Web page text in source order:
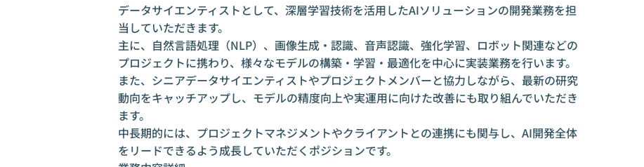
データサイエンティストとして、深層学習技術を活用したAIソリューションの開発業務を担
当していただきます。
主に、自然言語処理（NLP）、画像生成・認識、音声認識、強化学習、ロボット関連などの
プロジェクトに携わり、様々なモデルの構築・学習・最適化を中心に実装業務を行います。
また、シニアデータサイエンティストやプロジェクトメンバーと協力しながら、最新の研究
動向をキャッチアップし、モデルの精度向上や実運用に向けた改善にも取り組んでいただき
ます。
中長期的には、プロジェクトマネジメントやクライアントとの連携にも関与し、AI開発全体
をリードできるよう成長していただくポジションです。